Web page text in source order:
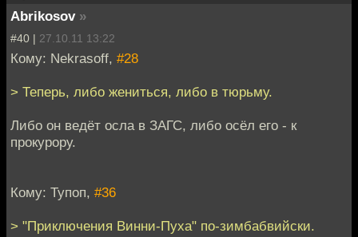
Abrikosov »
#40 | 27.10.11 13:22
Кому: Nekrasoff, #28
> Теперь, либо жениться, либо в тюрьму.
Либо он ведёт осла в ЗАГС, либо осёл его - к
прокурору.
Кому: Тупоп, #36
> "Приключения Винни-Пуха" по-зимбабвийски.